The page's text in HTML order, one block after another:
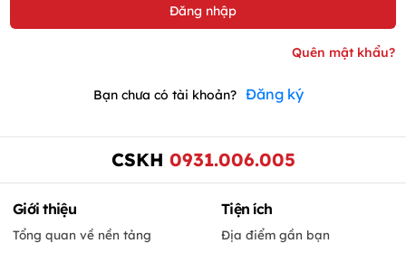
Bạn chưa có tài khoản? Đăng ký
CSKH 0931.006.005
Giới thiệu
Tổng quan về nền tảng
Tiện ích
Địa điểm gần bạn